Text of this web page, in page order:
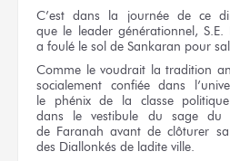
C’estdans la journée de ce
que le leadergénérationnel,S.E.
a foulé le sol de Sankaran pour
Comme le voudrait la tradition
socialement confiéedans
le phénix de la classe
dans le vestibule
du sage du
de Faranah avantde clôturer
des Diallonkés de ladite ville.